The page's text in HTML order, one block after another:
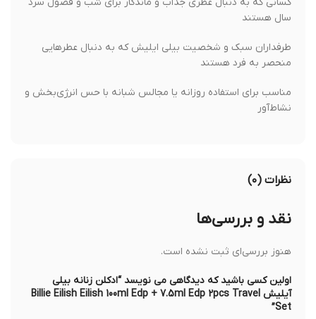
سال هستند
طرفداران سبک و شخصیت بیلی ایلیش که به دنبال عطرهایی
منحصر به فرد هستند
مناسب برای استفاده روزانه یا مجالس شبانه با حس انرژی‌بخش و
نشاط‌آور
نظرات (۰)
نقد و بررسی‌ها
هنوز بررسی‌ای ثبت نشده است.
اولین کسی باشید که دیدگاهی می نویسد “ادکلن زنانه بیلی
آیلیش Billie Eilish Eilish 100ml Edp + 7.5ml Edp 2pcs Travel